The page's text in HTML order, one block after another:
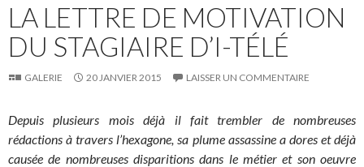
LA LETTRE DE MOTIVATION
DU STAGIAIRE D’I-TÉLÉ
GALERIE 20 JANVIER 2015 LAISSER UN COMMENTAIRE
Depuis plusieurs mois déjà il fait trembler de nombreuses
rédactions à travers l’hexagone, sa plume assassine a dores et déjà
causée de nombreuses disparitions dans le métier et son oeuvre